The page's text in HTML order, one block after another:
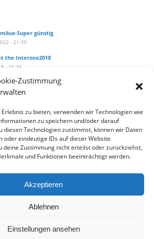
Zustimmung
zu bieten, verwenden wir Technologien wie
zu speichern und/oder darauf
diesen Technologien zustimmst, können wir Daten
oder eindeutige IDs auf dieser Website
deine Zustimmung nicht erteilst oder zurückziehst,
und Funktionen beeinträchtigt werden.
Akzeptieren
Ablehnen
Einstellungen ansehen
Super günstig
- 21:39
the Interzoo2018
- 21:34
der Interzoo2018
- 21:25
2017 - 14:10
catalog!
2017 - 13:33